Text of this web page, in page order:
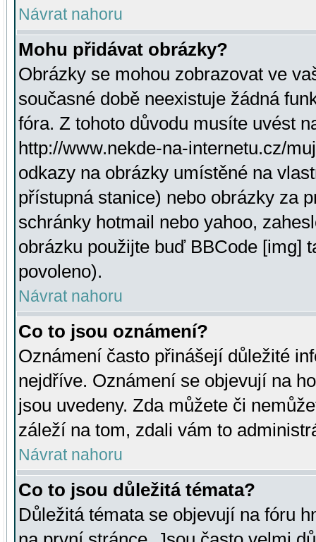
Návrat nahoru
Mohu přidávat obrázky?
Obrázky se mohou zobrazovat ve
současné době neexistuje žádná
fóra. Z tohoto důvodu musíte uvést
http://www.nekde-na-internetu.cz/
odkazy na obrázky umístěné na
přístupná stanice) nebo obrázky za
schránky hotmail nebo yahoo,
obrázku použijte buď BBCode [img]
povoleno).
Návrat nahoru
Co to jsou oznámení?
Oznámení často přinášejí důležité
nejdříve. Oznámení se objevují na
jsou uvedeny. Zda můžete či
záleží na tom, zdali vám to
Návrat nahoru
Co to jsou důležitá témata?
Důležitá témata se objevují na fóru